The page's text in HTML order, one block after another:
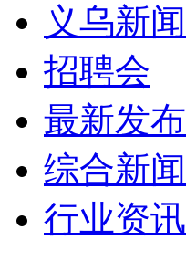
义乌新闻
招聘会
最新发布
综合新闻
行业资讯